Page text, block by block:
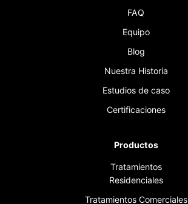
FAQ
Equipo
Blog
Nuestra Historia
Estudios de caso
Certificaciones
Productos
Tratamientos
Residenciales
Tratamientos Comerciales